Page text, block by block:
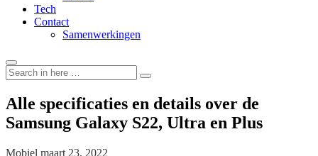
Tech
Contact
Samenwerkingen
Search
for:
Search
Alle specificaties en details over de
Samsung Galaxy S22, Ultra en Plus
Mobiel maart 23, 2022